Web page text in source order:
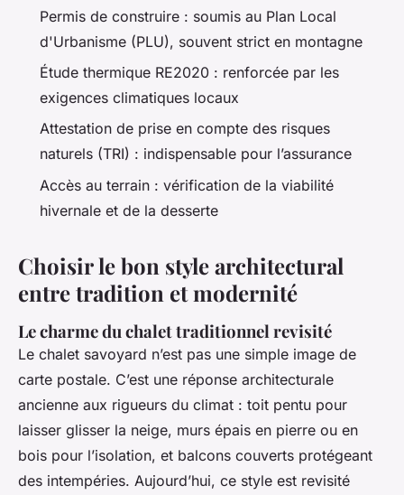
Permis de construire : soumis au Plan Local
d'Urbanisme (PLU), souvent strict en montagne
Étude thermique RE2020 : renforcée par les
exigences climatiques locaux
Attestation de prise en compte des risques
naturels (TRI) : indispensable pour l’assurance
Accès au terrain : vérification de la viabilité
hivernale et de la desserte
Choisir le bon style architectural
entre tradition et modernité
Le charme du chalet traditionnel revisité
Le chalet savoyard n’est pas une simple image de
carte postale. C’est une réponse architecturale
ancienne aux rigueurs du climat : toit pentu pour
laisser glisser la neige, murs épais en pierre ou en
bois pour l’isolation, et balcons couverts protégeant
des intempéries. Aujourd’hui, ce style est revisité